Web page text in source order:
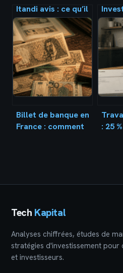
Itandi avis : ce qu’il
faut vraiment
savoir avant de
vous lancer
avec
la
Billet de banque en
France : comment
: 25
Tech Kapital
Analyses chiffrées, études de
stratégies d'investissement pour
et investisseurs.